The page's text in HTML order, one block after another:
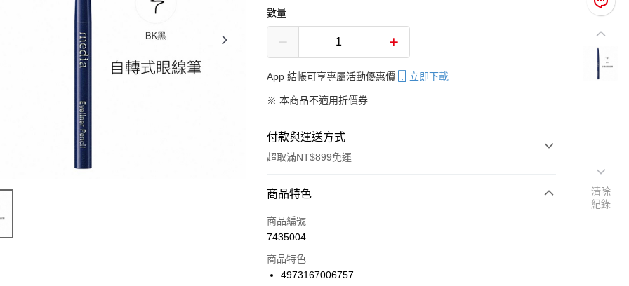
數量
App 結帳可享專屬活動優惠價 立即下載
※ 本商品不適用折價券
付款與運送方式
超取滿NT$899免運
付款方式
信用卡一次付款
LINE Pay
商品特色
商品編號
7435004
商品特色
4973167006757
清除
紀錄